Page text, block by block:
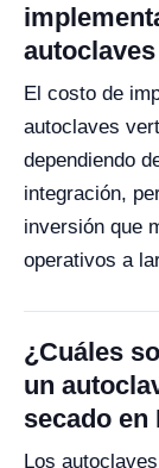
El costo de
autoclaves
dependiendo
integración,
inversión que
operativos a
¿Cuáles
un
secado en
Los